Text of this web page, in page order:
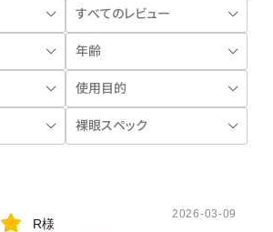
R様
2026-03-09